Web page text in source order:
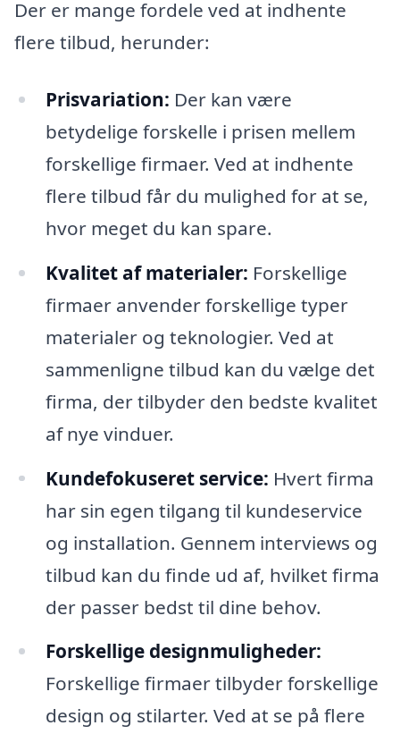
Der er mange fordele ved at indhente
flere tilbud, herunder:
Prisvariation: Der kan være
betydelige forskelle i prisen mellem
forskellige firmaer. Ved at indhente
flere tilbud får du mulighed for at se,
hvor meget du kan spare.
Kvalitet af materialer: Forskellige
firmaer anvender forskellige typer
materialer og teknologier. Ved at
sammenligne tilbud kan du vælge det
firma, der tilbyder den bedste kvalitet
af nye vinduer.
Kundefokuseret service: Hvert firma
har sin egen tilgang til kundeservice
og installation. Gennem interviews og
tilbud kan du finde ud af, hvilket firma
der passer bedst til dine behov.
Forskellige designmuligheder:
Forskellige firmaer tilbyder forskellige
design og stilarter. Ved at se på flere